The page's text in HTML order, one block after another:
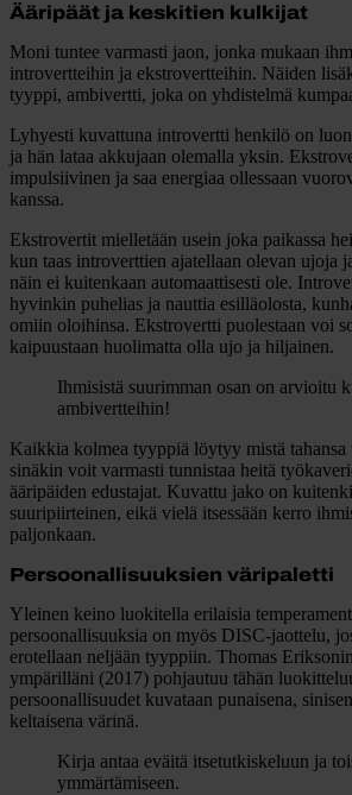
Ääripäät ja keskitien kulkijat
Moni tuntee varmasti jaon, jonka mukaan
introvertteihin ja ekstrovertteihin. Näiden
tyyppi, ambivertti, joka on yhdistelmä
Lyhyesti kuvattuna introvertti henkilö on
ja hän lataa akkujaan olemalla yksin.
impulsiivinen ja saa energiaa ollessaan
kanssa.
Ekstrovertit mielletään usein joka paikassa
kun taas introverttien ajatellaan olevan ujoja
näin ei kuitenkaan automaattisesti ole.
hyvinkin puhelias ja nauttia esilläolosta,
omiin oloihinsa. Ekstrovertti puolestaan voi
kaipuustaan huolimatta olla ujo ja hiljainen.
Ihmisistä suurimman osan on arvioitu
ambivertteihin!
Kaikkia kolmea tyyppiä löytyy mistä tahansa
sinäkin voit varmasti tunnistaa heitä
ääripäiden edustajat. Kuvattu jako on
suuripiirteinen, eikä vielä itsessään kerro
paljonkaan.
Persoonallisuuksien väripaletti
Yleinen keino luokitella erilaisia
persoonallisuuksia on myös DISC-jaottelu,
erotellaan neljään tyyppiin. Thomas Eriksonin
ympärilläni (2017) pohjautuu tähän
persoonallisuudet kuvataan punaisena,
keltaisena värinä.
Kirja antaa eväitä itsetutkiskeluun ja
ymmärtämiseen.